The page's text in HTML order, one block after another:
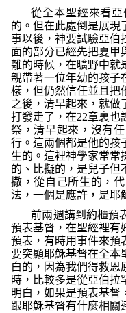
從全本聖經來看
的。但在此處倒是展現
事以後，神要試驗亞伯
面的部分已經先把夏甲
離的時候，在曠野中就
親帶著一位年幼的孩子
樣，但仍然信任並且把
之後，清早起來，就做
打發走了，在22章裏也
祭，清早起來，沒有
行。這兩個都是他的孩
生的。這裡神學家常常
的、比擬的，是兒子但
撒，從自己所生的，
法，一個是應許，是耶
前兩週講到約櫃預
預表基督，在聖經裡有
預表，有時用事件來預
要突顯耶穌基督在全本
白的，因為我們得救恩
時，比較多是從亞伯拉
明白，如果是預表基督
跟耶穌基督有什麼相關